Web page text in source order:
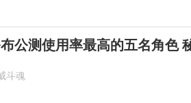
布公测使用率最高的五名角色
斗魂